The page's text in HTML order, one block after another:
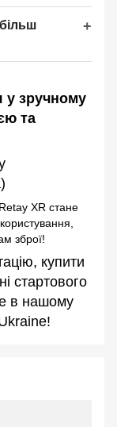
у зручному
та
XR стане
зброї!
купити
стартового
в нашому